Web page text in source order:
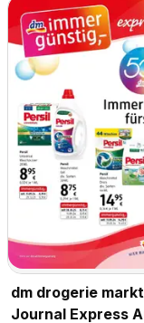
dm drogerie markt
Journal Express